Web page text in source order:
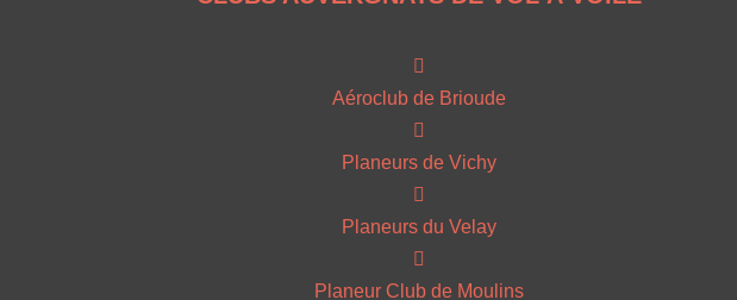
Aéroclub de Brioude
Planeurs de Vichy
Planeurs du Velay
Planeur Club de Moulins